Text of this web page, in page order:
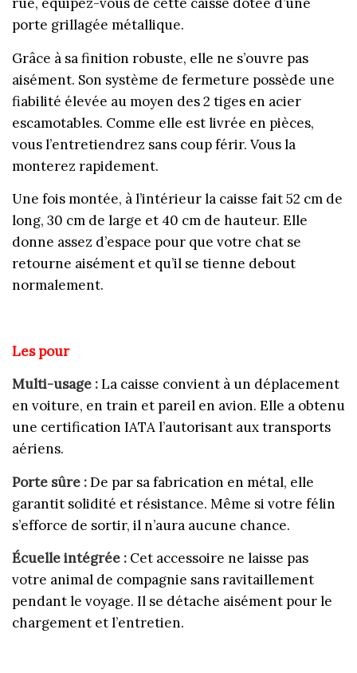
porte grillagée métallique.
Grâce à sa finition robuste, elle ne s’ouvre pas
aisément. Son système de fermeture possède une
fiabilité élevée au moyen des 2 tiges en acier
escamotables. Comme elle est livrée en pièces,
vous l’entretiendrez sans coup férir. Vous la
monterez rapidement.
Une fois montée, à l’intérieur la caisse fait 52 cm de
long, 30 cm de large et 40 cm de hauteur. Elle
donne assez d’espace pour que votre chat se
retourne aisément et qu’il se tienne debout
normalement.
Les pour
Multi-usage :La caisse convient à un déplacement
en voiture, en train et pareil en avion. Elle a obtenu
une certification IATA l’autorisant aux transports
aériens.
Porte sûre :De par sa fabrication en métal, elle
garantit solidité et résistance. Même si votre félin
s’efforce de sortir, il n’aura aucune chance.
Écuelle intégrée : Cet accessoire ne laisse pas
votre animal de compagnie sans ravitaillement
pendant le voyage. Il se détache aisément pour le
chargement et l’entretien.